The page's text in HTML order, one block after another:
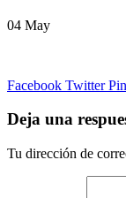
04 May
Facebook Twitter
Deja una
Tu dirección de